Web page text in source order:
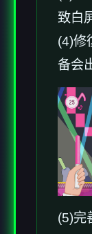
致白
(4)修
备会
(5)完